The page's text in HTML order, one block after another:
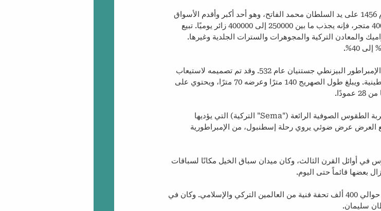
البازار الكبير (السوق المغطى): بني البازار الكبير عام 1456 على يد السلطان محمد الفاتح، وهو أحد أكبر وأقدم الأسواق
المغطاة في العالم. مع 61 شارعًا مغطى وأكثر من 4000 متجر، فإنه يجذب ما بين 250000 إلى 400000 زائر يوميًا. تبيع
والمعادن التركية والمجوهرات والسترات الجلدية وغيرها.
صهريج البازيليك: تم بناء هذا الهيكل الجوفي في عهد الإمبراطور البيزنطي جستنيان عام 532. وقد تم تصميمه لاستيعاب
حوالي 100 ألف طن من المياه لتزويد سكان القسطنطينية. ويبلغ طول الصهريج 140 مترًا وعرضه 70 مترًا، ويحتوي على
رقصة الدراويش في Basilica Cistern: استمتع بتجربة الطقوس الصوفية الرائعة ("Sema" التركية) التي يؤديها
العرض عرض ضوئي يروي رحلة إسطنبول، من الإمبراطورية
في أوائل القرن الثالث، وكان ميدان سباق الخيل مكانًا لسباقات
بعضها قائماً حتى اليوم.
متحف الفنون التركية والإسلامية: يعرض هذا المتحف حوالي 400 ألف تحفة فنية من العالمين التركي والإسلامي. وكان في
سليمان.